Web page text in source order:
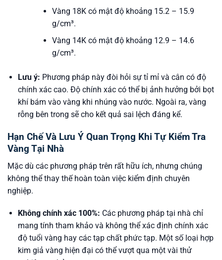
Vàng 18K có mật độ khoảng 15.2 – 15.9
g/cm³.
Vàng 14K có mật độ khoảng 12.9 – 14.6
g/cm³.
Lưu ý: Phương pháp này đòi hỏi sự tỉ mỉ và cân có độ
chính xác cao. Độ chính xác có thể bị ảnh hưởng bởi bọt
khí bám vào vàng khi nhúng vào nước. Ngoài ra, vàng
rỗng bên trong sẽ cho kết quả sai lệch đáng kể.
Hạn Chế Và Lưu Ý Quan Trọng Khi Tự Kiểm Tra
Vàng Tại Nhà
Mặc dù các phương pháp trên rất hữu ích, nhưng chúng
không thể thay thế hoàn toàn việc kiểm định chuyên
nghiệp.
Không chính xác 100%: Các phương pháp tại nhà chỉ
mang tính tham khảo và không thể xác định chính xác
độ tuổi vàng hay các tạp chất phức tạp. Một số loại hợp
kim giả vàng hiện đại có thể vượt qua một vài thử